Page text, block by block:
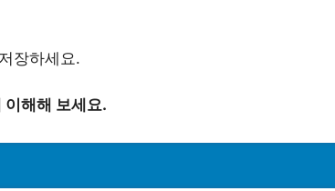
장하세요.
이해해 보세요.